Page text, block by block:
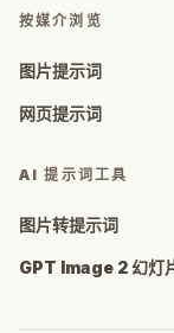
按媒介浏览
图片提示词
网页提示词
AI 提示词工具
图片转提示词
GPT Image 2 幻灯